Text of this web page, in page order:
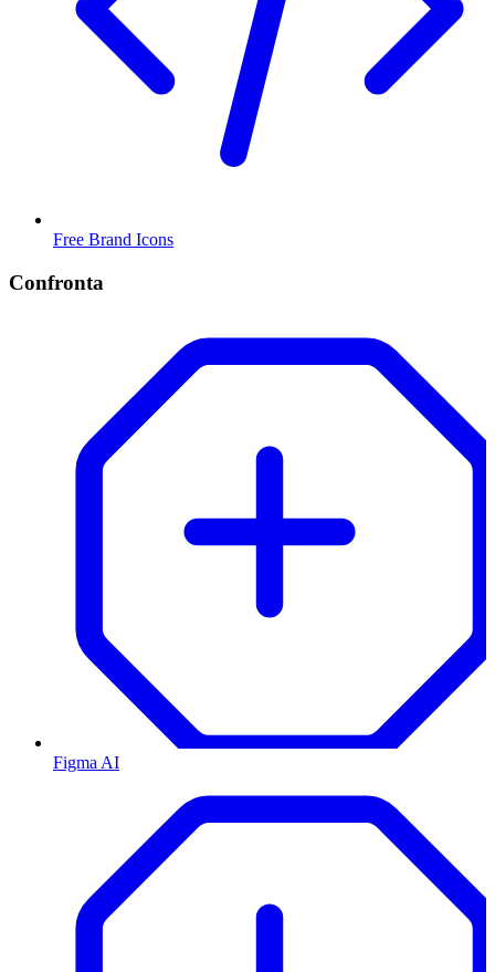
Free Brand Icons
Confronta
Figma AI